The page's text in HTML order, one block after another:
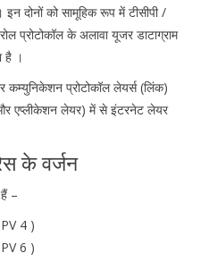
इन दोनों को सामूहिक रूप में टीसीपी /
प्रोटोकॉल के अलावा यूजर डाटाग्राम
है ।
कम्युनिकेशन प्रोटोकॉल लेयर्स (लिंक)
एप्लीकेशन लेयर) में से इंटरनेट लेयर
के वर्जन
–
4 )
6 )